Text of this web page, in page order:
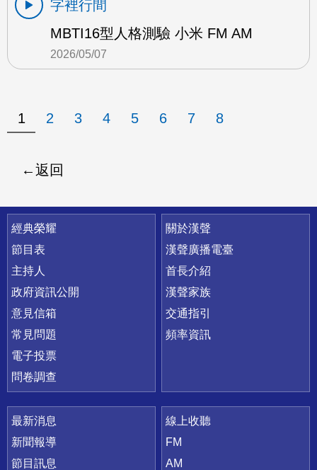
字裡行間
MBTI16型人格測驗 小米 FM AM
2026/05/07
1 2 3 4 5 6 7 8
返回
快速連結
經典榮耀
節目表
主持人
政府資訊公開
意見信箱
常見問題
電子投票
問卷調查
關於漢聲
漢聲廣播電臺
首長介紹
漢聲家族
交通指引
頻率資訊
最新消息
新聞報導
節目訊息
線上收聽
FM
AM